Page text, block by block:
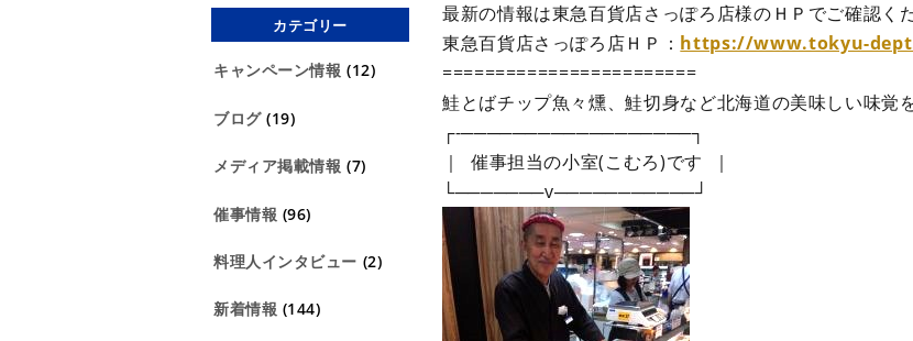
カテゴリー
キャンペーン情報 (12)
ブログ(19)
メディア掲載情報 (7)
催事情報 (96)
料理人インタビュー (2)
新着情報 (144)
最新の情報は東急百貨店さっぽろ店様のＨＰでご確認く
東急百貨店さっぽろ店ＨＰ： https://www.tokyu-
========================
鮭とばチップ魚々燻、鮭切身など北海道の美味しい味覚
┌-──────────────────┐
｜ 催事担当の小室(こむろ)です ｜
└───────v───────────┘